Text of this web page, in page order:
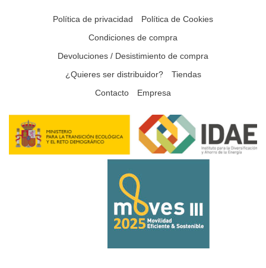
Política de privacidad
Política de Cookies
Condiciones de compra
Devoluciones / Desistimiento de compra
¿Quieres ser distribuidor?
Tiendas
Contacto
Empresa